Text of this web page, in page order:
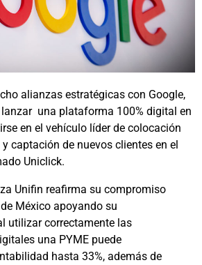
alianzas estratégicas con Google,
lanzar una plataforma 100% digital en
en el vehículo líder de colocación
captación de nuevos clientes en el
Uniclick.
Unifin reafirma su compromiso
México apoyando su
utilizar correctamente las
una PYME puede
hasta 33%, además de